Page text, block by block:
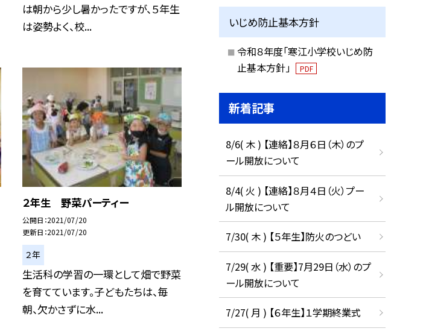
は朝から少し暑かったですが、５年生
は姿勢よく、校...
２年生 野菜パーティー
公開日 2021/07/20
更新日 2021/07/20
２年
生活科の学習の一環として畑で野菜
を育てています。子どもたちは、毎
朝、欠かさずに水...
いじめ防止基本方針
令和８年度「寒江小学校いじめ防
止基本方針」
PDF
新着記事
8/6( 木 ) 【連絡】８月６日（木）のプ
ール開放について
8/4( 火 ) 【連絡】８月４日（火）プー
ル開放について
7/30( 木 ) 【５年生】防火のつどい
7/29( 水 ) 【重要】7月29日（水）のプ
ール開放について
7/27( 月 ) 【６年生】１学期終業式